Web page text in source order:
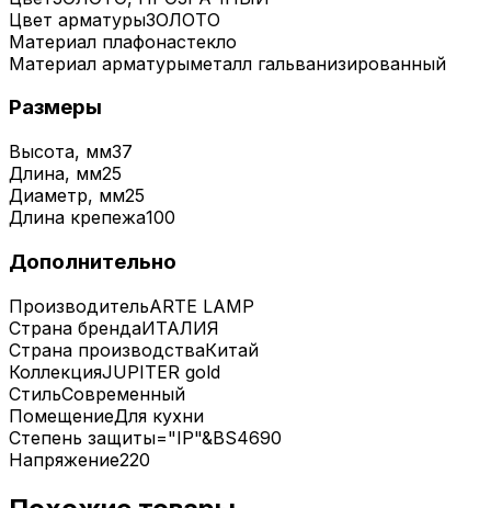
Цвет арматурыЗОЛОТО
Материал плафонастекло
Материал арматурыметалл гальванизированный
Размеры
Высота, мм37
Длина, мм25
Диаметр, мм25
Длина крепежа100
Дополнительно
ПроизводительARTE LAMP
Страна брендаИТАЛИЯ
Страна производстваКитай
КоллекцияJUPITER gold
СтильСовременный
ПомещениеДля кухни
Степень защиты="IP"&BS4690
Напряжение220